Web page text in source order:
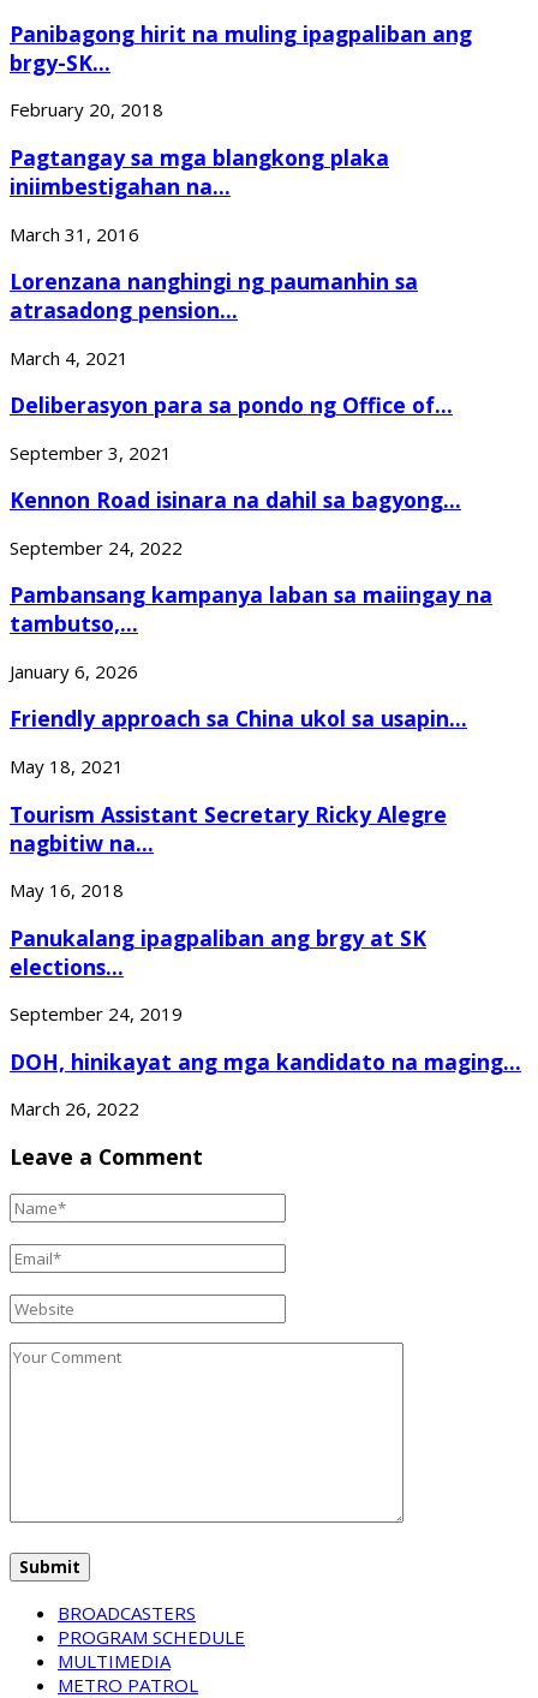
Panibagong hirit na muling ipagpaliban ang
brgy-SK...
February 20, 2018
Pagtangay sa mga blangkong plaka
iniimbestigahan na...
March 31, 2016
Lorenzana nanghingi ng paumanhin sa
atrasadong pension...
March 4, 2021
Deliberasyon para sa pondo ng Office of...
September 3, 2021
Kennon Road isinara na dahil sa bagyong...
September 24, 2022
Pambansang kampanya laban sa maiingay na
tambutso,...
January 6, 2026
Friendly approach sa China ukol sa usapin...
May 18, 2021
Tourism Assistant Secretary Ricky Alegre
nagbitiw na...
May 16, 2018
Panukalang ipagpaliban ang brgy at SK
elections...
September 24, 2019
DOH, hinikayat ang mga kandidato na maging...
March 26, 2022
Leave a Comment
BROADCASTERS
PROGRAM SCHEDULE
MULTIMEDIA
METRO PATROL